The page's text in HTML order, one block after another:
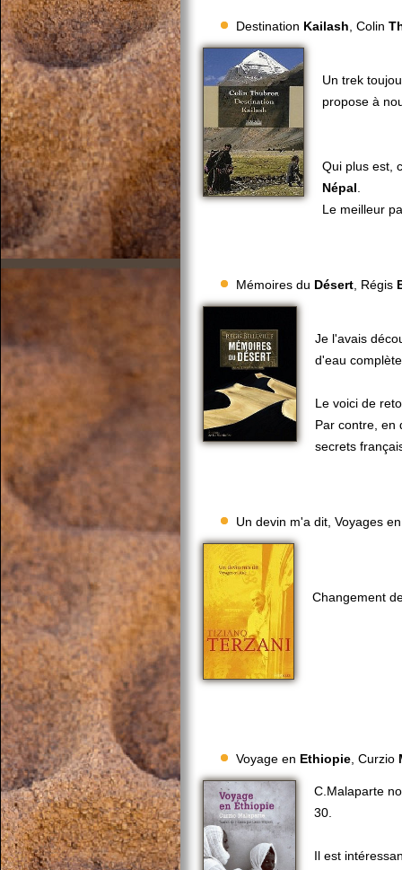
Destination Kailash , Colin
Un trek
propose à
Qui plus est,
Népal
Le meilleur
Mémoires du Désert , Régis
Je l'avais
d'eau
Le voici de
Par contre, en
secrets
Un devin m'a dit, Voyages
Changement
Voyage en Ethiopie , Curzio
C.Malaparte
30.
Il est